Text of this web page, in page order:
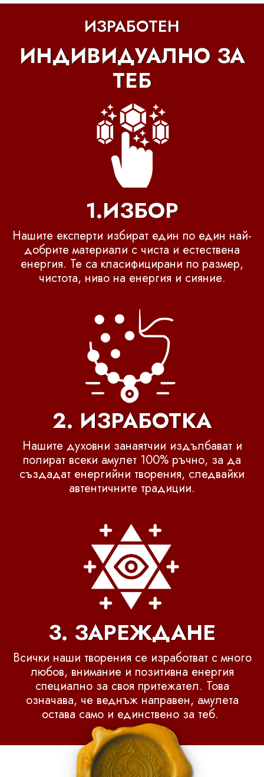
ИЗРАБОТЕН
ИНДИВИДУАЛНО ЗА
ТЕБ
1.ИЗБОР
Нашите експерти избират един по един най-
добрите материали с чиста и естествена
енергия. Те са класифицирани по размер,
чистота, ниво на енергия и сияние.
2. ИЗРАБОТКА
Нашите духовни занаятчии издълбават и
полират всеки амулет 100% ръчно, за да
създадат енергийни творения, следвайки
автентичните традиции.
3. ЗАРЕЖДАНЕ
Всички наши творения се изработват с много
любов, внимание и позитивна енергия
специално за своя притежател. Това
означава, че веднъж направен, амулета
остава само и единствено за теб.